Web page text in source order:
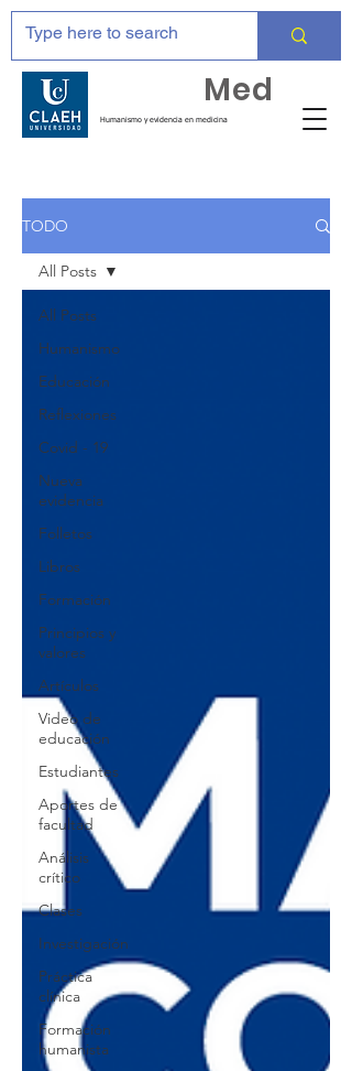
Humanismo y evidencia en medicina
Med
TODO
All Posts
Humanismo
Educación
Reflexiones
Covid - 19
Nueva
evidencia
Folletos
Libros
Formación
Principios y
valores
Artículos
Video de
educación
Estudiantes
Aportes de
facultad
Análisis
crítico
Clases
Investigación
Práctica
clínica
Formación
humanista
All Posts